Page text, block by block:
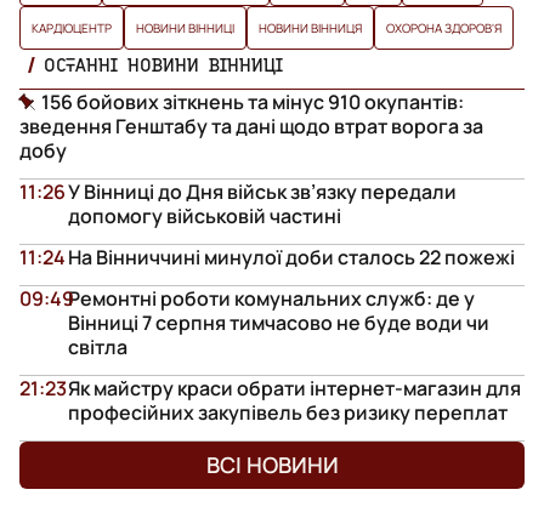
КАРДІОЦЕНТР НОВИНИ ВІННИЦІ НОВИНИ ВІННИЦЯ ОХОРОНА ЗДОРОВ'Я
ОСТАННІ НОВИНИ ВІННИЦІ
156 бойових зіткнень та мінус 910 окупантів:
зведення Генштабу та дані щодо втрат ворога за
добу
У Вінниці до Дня військ зв’язку передали
допомогу військовій частині
11:26
На Вінниччині минулої доби сталось 22 пожежі
11:24
Ремонтні роботи комунальних служб: де у
Вінниці 7 серпня тимчасово не буде води чи
світла
09:49
Як майстру краси обрати інтернет-магазин для
професійних закупівель без ризику переплат
21:23
ВСІ НОВИНИ